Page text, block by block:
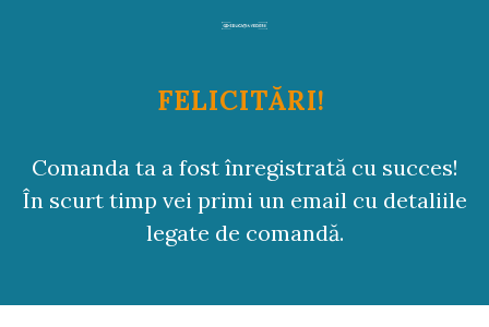
FELICITĂRI!
Comanda ta a fost înregistrată cu succes!
În scurt timp vei primi un email cu detaliile
legate de comandă.